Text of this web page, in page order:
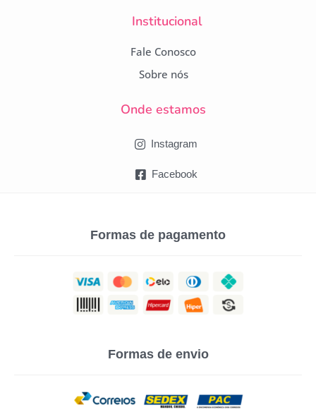
Institucional
Fale Conosco
Sobre nós
Onde estamos
Instagram
Facebook
Formas de pagamento
Formas de envio